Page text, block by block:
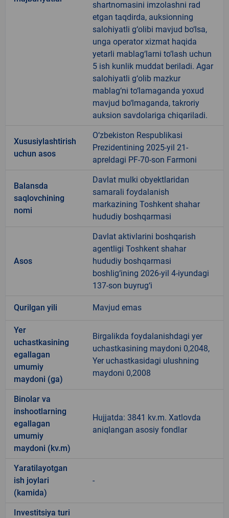
shartnomasini imzolashni rad
etgan taqdirda, auksionning
salohiyatli g‘olibi mavjud bo‘lsa,
unga operator xizmat haqida
yetarli mablag‘larni to‘lash uchun
5 ish kunlik muddat beriladi. Agar
salohiyatli g‘olib mazkur
mablag‘ni to‘lamaganda yoxud
mavjud bo‘lmaganda, takroriy
auksion savdolariga chiqariladi.
Xususiylashtirish
uchun asos
O‘zbekiston Respublikasi
Prezidentining 2025-yil 21-
apreldagi PF-70-son Farmoni
Balansda
saqlovchining
nomi
Davlat mulki obyektlaridan
samarali foydalanish
markazining Toshkent shahar
hududiy boshqarmasi
Asos
Davlat aktivlarini boshqarish
agentligi Toshkent shahar
hududiy boshqarmasi
boshlig‘ining 2026-yil 4-iyundagi
137-son buyrug‘i
Qurilgan yili Mavjud emas
Yer
uchastkasining
egallagan
umumiy
maydoni (ga)
Birgalikda foydalanishdagi yer
uchastkasining maydoni 0,2048,
Yer uchastkasidagi ulushning
maydoni 0,2008
Binolar va
inshootlarning
egallagan
umumiy
maydoni (kv.m)
Hujjatda: 3841 kv.m. Xatlovda
aniqlangan asosiy fondlar
Yaratilayotgan
ish joylari
(kamida)
-
Investitsiya turi